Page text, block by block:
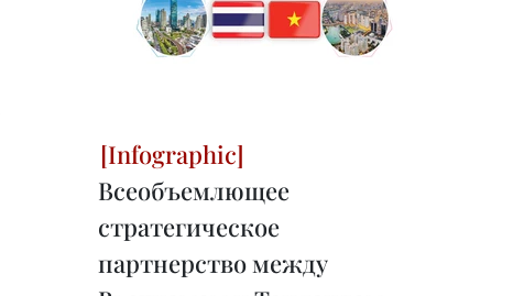
Всеобъемлющее
стратегическое
партнерство между